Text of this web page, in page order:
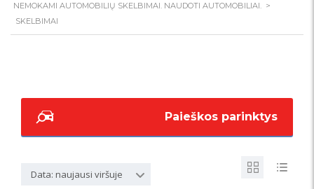
NEMOKAMI AUTOMOBILIŲ SKELBIMAI. NAUDOTI AUTOMOBILIAI. >
SKELBIMAI
Paieškos parinktys
Data: naujausi viršuje